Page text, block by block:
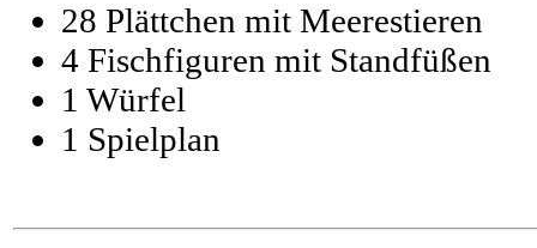
28 Plättchen mit Meerestieren
4 Fischfiguren mit Standfüßen
1 Würfel
1 Spielplan